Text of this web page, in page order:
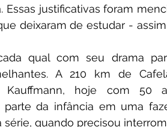
justificativas foram
deixaram de estudar -
A 210 km de
Kauffmann, hoje com 50
parte da infância em uma
quando precisou